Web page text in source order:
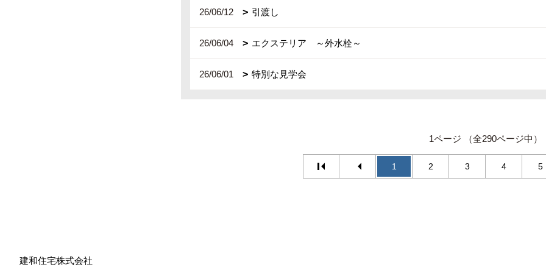
26/06/12 引渡し
26/06/04 エクステリア ～外水栓～
26/06/01 特別な見学会
1ページ （全290ページ中）
1 2 3 4 5
建和住宅株式会社